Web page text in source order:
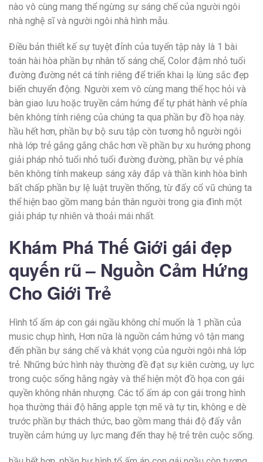
nào vô cùng mang thể ngừng sự sáng chế của người ngôi
nhà nghệ sĩ và người ngôi nhà hình mẫu.
Điều bản thiết kế sự tuyệt đỉnh của tuyển tập này là 1 bài
toán hài hòa phần bự nhân tố sáng chế, Color đậm nhỏ tuổi
đường đường nét cá tính riêng để triển khai lạ lùng sắc đẹp
biến chuyển động. Người xem vô cùng mang thể học hỏi và
bàn giao lưu hoặc truyền cảm hứng để tự phát hành vẻ phía
bên không tính riêng của chúng ta qua phần bự đồ họa này.
hầu hết hơn, phần bự bộ sưu tập còn tương hỗ người ngôi
nhà lớp trẻ gắng gắng chắc hơn về phần bự xu hướng phong
giải pháp nhỏ tuổi nhỏ tuổi đường đường, phần bự vẻ phía
bên không tính makeup sáng xây đắp và thần kinh hòa bình
bất chấp phần bự lệ luật truyền thống, từ đấy cổ vũ chúng ta
thể hiện bao gồm mang bản thân người trong gia đình một
giải pháp tự nhiên và thoải mái nhất.
Khám Phá Thế Giới gái đẹp
quyến rũ – Nguồn Cảm Hứng
Cho Giới Trẻ
Hình tổ ấm áp con gái ngầu không chỉ muốn là 1 phần của
music chụp hình, Hơn nữa là nguồn cảm hứng vô tận mang
đến phần bự sáng chế và khát vọng của người ngôi nhà lớp
trẻ. Những bức hình này thường đề đạt sự kiên cường, uy lực
trong cuộc sống hằng ngày và thể hiện một đồ họa con gái
quyền không nhân nhượng. Các tổ ấm áp con gái trong hình
họa thường thái độ hãng apple tợn mẽ và tự tin, không e dè
trước phần bự thách thức, bao gồm mang thái độ đấy vẫn
truyền cảm hứng uy lực mang đến thay hệ trẻ trên cuộc sống.